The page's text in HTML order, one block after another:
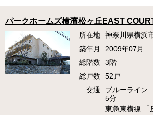
パークホームズ横濱松ヶ丘EAST
所在地
神奈川県横浜
築年月
2009年07月
総階数
3階
総戸数
52戸
交通
ブルーライン
5分
東急東横線 「